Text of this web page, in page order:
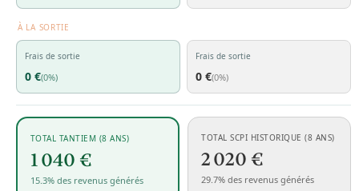
À LA SORTIE
Frais de sortie
0 €(0%)
Frais de sortie
0 €(0%)
TOTAL TANTIEM (8 ANS)
1 040 €
15.3% des revenus générés
TOTAL SCPI HISTORIQUE (8 ANS)
2 020 €
29.7% des revenus générés